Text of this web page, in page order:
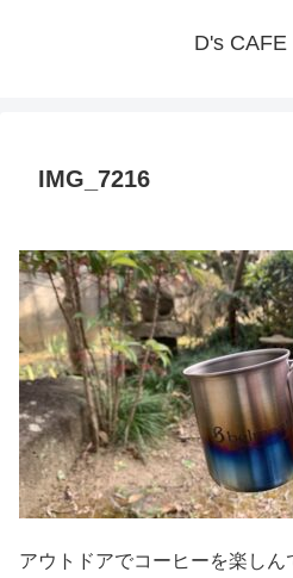
D's CAFE
IMG_7216
アウトドアでコーヒーを楽しん